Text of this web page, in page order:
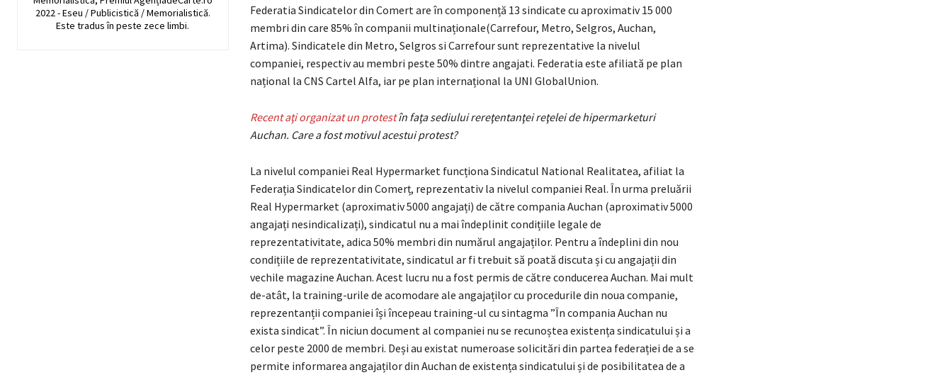
2022 - Eseu / Publicistică / Memorialistică.
Este tradus în peste zece limbi.
Federatia Sindicatelor din Comert are în componență 13 sindicate cu aproximativ 15 000
membri din care 85% în companii multinaționale(Carrefour, Metro, Selgros, Auchan,
Artima). Sindicatele din Metro, Selgros si Carrefour sunt reprezentative la nivelul
companiei, respectiv au membri peste 50% dintre angajati. Federatia este afiliată pe plan
național la CNS Cartel Alfa, iar pe plan internațional la UNI GlobalUnion.
Recent aţi organizat un protestîn faţa sediului rereţentanţei reţelei de hipermarketuri
Auchan. Care a fost motivul acestui protest?
La nivelul companiei Real Hypermarket funcționa Sindicatul National Realitatea, afiliat la
Federația Sindicatelor din Comerț, reprezentativ la nivelul companiei Real. În urma preluării
Real Hypermarket (aproximativ 5000 angajați) de către compania Auchan (aproximativ 5000
angajați nesindicalizați), sindicatul nu a mai îndeplinit condițiile legale de
reprezentativitate, adica 50% membri din numărul angajaților. Pentru a îndeplini din nou
condițiile de reprezentativitate, sindicatul ar fi trebuit să poată discuta și cu angajații din
vechile magazine Auchan. Acest lucru nu a fost permis de către conducerea Auchan. Mai mult
de-atât, la training-urile de acomodare ale angajaților cu procedurile din noua companie,
reprezentanții companiei își începeau training-ul cu sintagma ”În compania Auchan nu
exista sindicat”. În niciun document al companiei nu se recunoștea existența sindicatului și a
celor peste 2000 de membri. Deși au existat numeroase solicitări din partea federației de a se
permite informarea angajaților din Auchan de existența sindicatului și de posibilitatea de a